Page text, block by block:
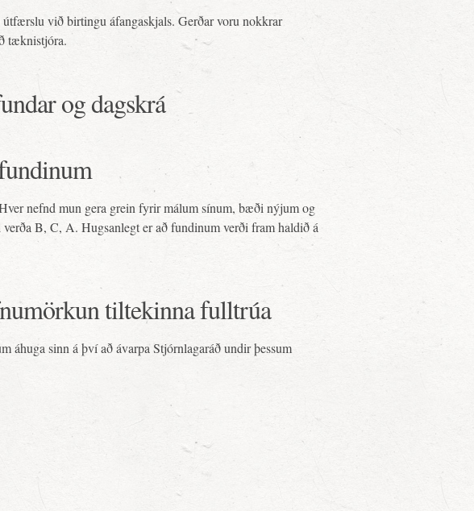
við birtingu áfangaskjals. Gerðar voru nokkrar
tæknistjóra.
og dagskrá
nefnd mun gera grein fyrir málum sínum, bæði nýjum og
B, C, A. Hugsanlegt er að fundinum verði fram haldið á
tiltekinna fulltrúa
áhuga sinn á því að ávarpa Stjórnlagaráð undir þessum